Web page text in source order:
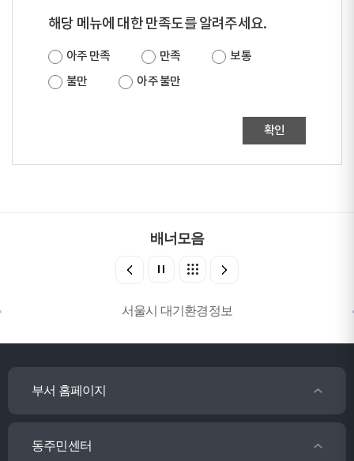
해당 메뉴에 대한 만족도를 알려주세요.
아주 만족 만족
보통
불만
아주 불만
확인
배너모음
서울시 대기환경정보
부서 홈페이지
동주민센터